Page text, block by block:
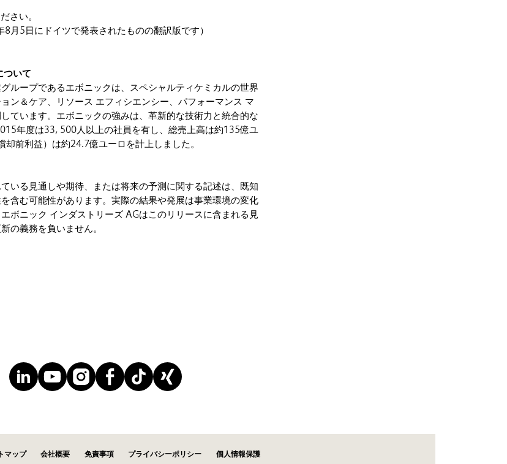
さい。
8月5日にドイツで発表されたものの翻訳版です）
ついて
ループであるエボニックは、スペシャルティケミカルの世界
ン＆ケア、リソース エフィシエンシー、パフォーマンス マ
ています。エボニックの強みは、革新的な技術力と統合的な
年度は33, 500人以上の社員を有し、総売上高は約135億ユ
却前利益）は約24.7億ユーロを計上しました。
いる見通しや期待、または将来の予測に関する記述は、既知
含む可能性があります。実際の結果や発展は事業環境の変化
ボニック インダストリーズ AGはこのリリースに含まれる見
の義務を負いません。
マップ 会社概要 免責事項 プライバシーポリシー 個人情報保護